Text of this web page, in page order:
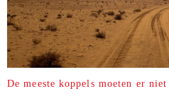
De meeste koppels moeten er